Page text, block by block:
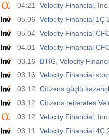
04:21
Velocity Financial,
05.06
Velocity Financial 1Ç
05.04 Velocity Financial
04.01
Velocity Financial
03.16
BTIG, Velocity
03.16
Velocity Financial
03.12
Citizens güçlü
03.12
Citizens reiterates
03.12
Velocity Financial,
03.11
Velocity Financial 4Ç